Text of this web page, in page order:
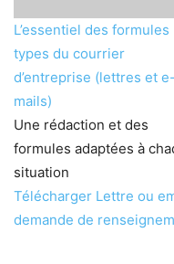
L’essentiel des formules
types du courrier
d’entreprise (lettres et e-
mails)
Une rédaction et des
formules adaptées à
situation
Télécharger Lettre ou
demande de